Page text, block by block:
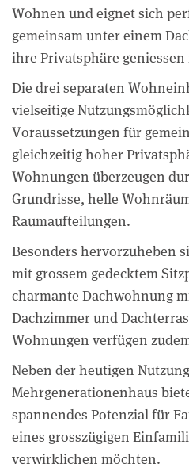
Wohnen und eignet sich
gemeinsam unter einem
ihre Privatsphäre
Die drei separaten
vielseitige
Voraussetzungen für
gleichzeitig hoher
Wohnungen überzeugen
Grundrisse, helle
Raumaufteilungen.
Besonders hervorzuheben
mit grossem gedecktem
charmante Dachwohnung
Dachzimmer und
Wohnungen verfügen
Neben der heutigen
Mehrgenerationenhaus
spannendes Potenzial für
eines grosszügigen
verwirklichen möchten.